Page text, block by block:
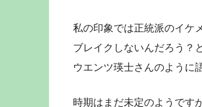
私の印象では正統派のイケ
ブレイクしないんだろう？
ウエンツ瑛士さんのように
時期はまだ未定のようです